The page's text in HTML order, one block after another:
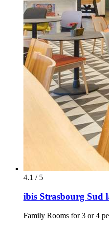
4.1 / 5
ibis Strasbourg Sud
Family Rooms for 3 or 4